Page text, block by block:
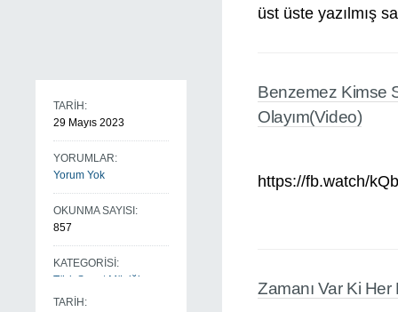
üst üste yazılmış
TARİH:
29 Mayıs 2023
YORUMLAR:
Yorum Yok
OKUNMA SAYISI:
857
KATEGORİSİ:
Türk Sanat Müziği
Benzemez Kimse
Olayım(Video)
https://fb.watch/
TARİH:
Zamanı Var Ki Her